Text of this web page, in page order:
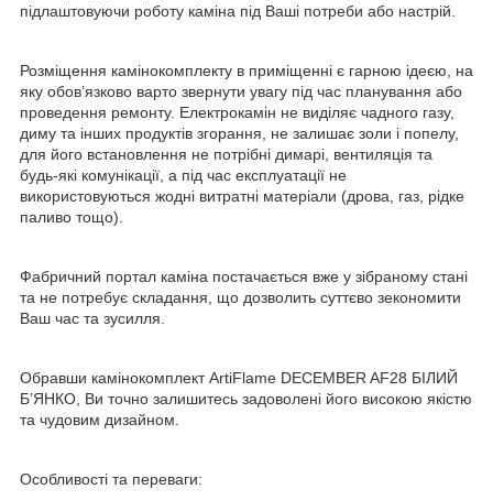
підлаштовуючи роботу каміна під Ваші потреби або настрій.
Розміщення камінокомплекту в приміщенні є гарною ідеєю, на
яку обов’язково варто звернути увагу під час планування або
проведення ремонту. Електрокамін не виділяє чадного газу,
диму та інших продуктів згорання, не залишає золи і попелу,
для його встановлення не потрібні димарі, вентиляція та
будь-які комунікації, а під час експлуатації не
використовуються жодні витратні матеріали (дрова, газ, рідке
паливо тощо).
Фабричний портал каміна постачається вже у зібраному стані
та не потребує складання, що дозволить суттєво зекономити
Ваш час та зусилля.
Обравши камінокомплект ArtiFlame DECEMBER AF28 БІЛИЙ
Б’ЯНКО, Ви точно залишитесь задоволені його високою якістю
та чудовим дизайном.
Особливості та переваги: